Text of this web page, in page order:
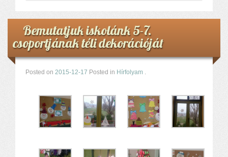
Bemutatjuk iskolánk 5-7.
csoportjának téli dekorációját
Posted on 2015-12-17 Posted in Hírfolyam .